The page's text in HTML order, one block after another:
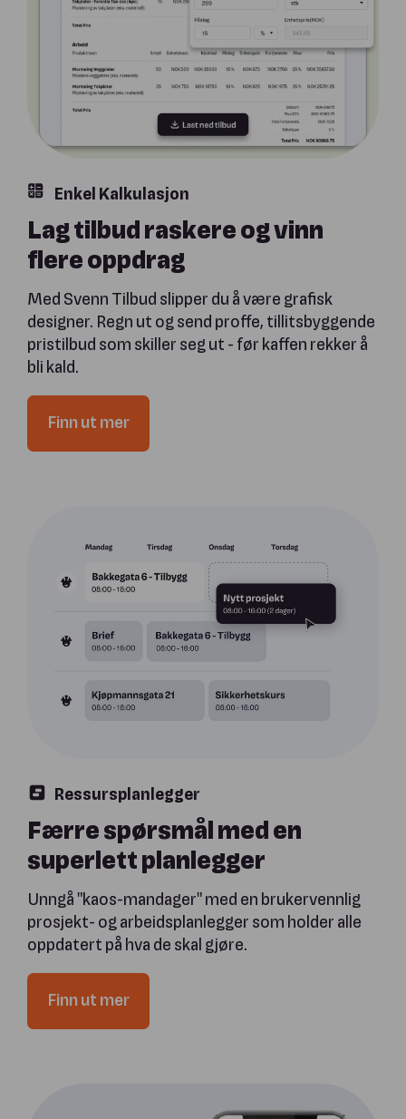
Enkel Kalkulasjon
Lag tilbud raskere og vinn
flere oppdrag
Med Svenn Tilbud slipper du å være grafisk
designer. Regn ut og send proffe, tillitsbyggende
pristilbud som skiller seg ut - før kaffen rekker å
bli kald.
Finn ut mer
Ressursplanlegger
Færre spørsmål med en
superlett planlegger
Unngå "kaos-mandager" med en brukervennlig
prosjekt- og arbeidsplanlegger som holder alle
oppdatert på hva de skal gjøre.
Finn ut mer